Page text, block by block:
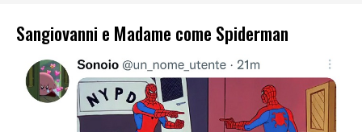
Sangiovanni e Madame come Spiderman